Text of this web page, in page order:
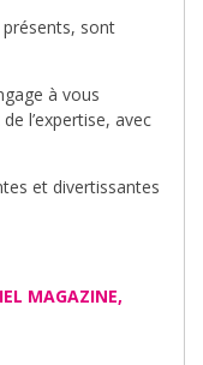
sont
à vous
l’expertise, avec
et divertissantes
MAGAZINE,